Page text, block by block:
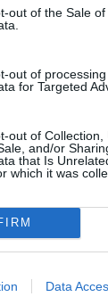
out of the Sale of
out of
for Targeted
out of Collection,
and/or
that Is
which it was
Data
ki náluk a
a portfolio.hu
olvasása
kötött.
következőket